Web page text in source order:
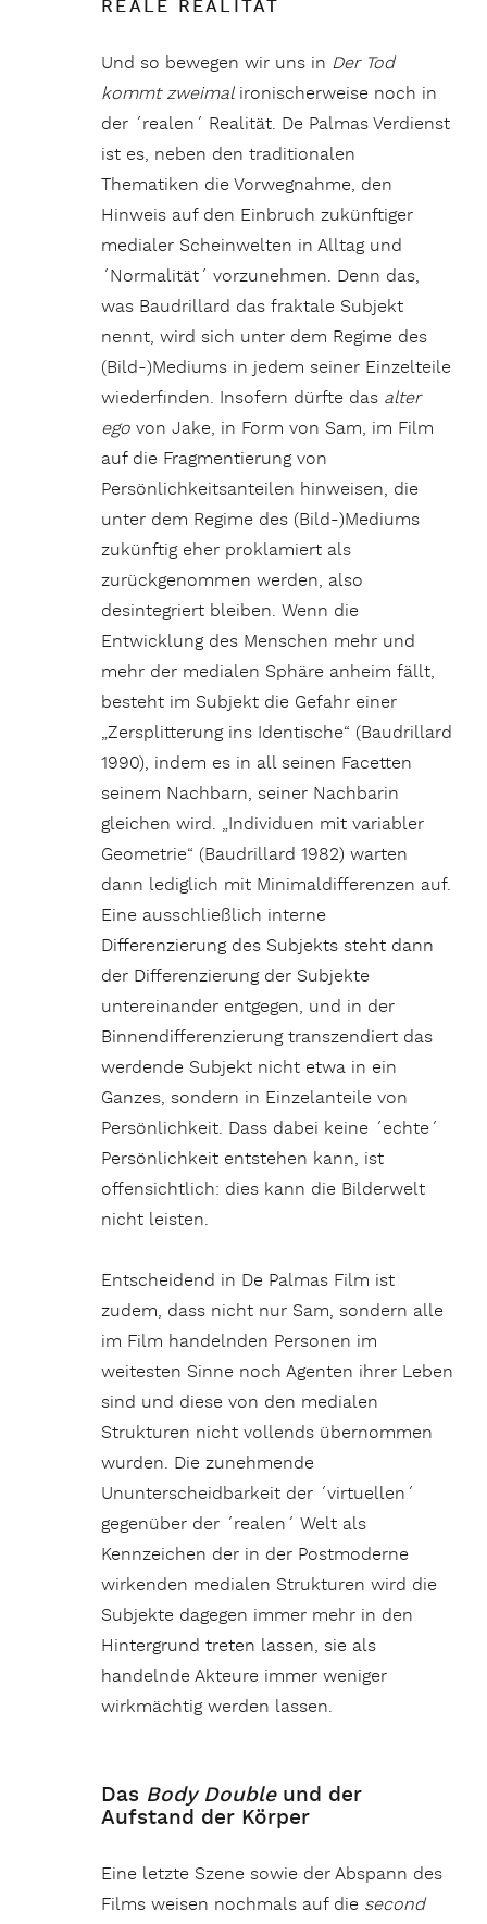
REALE REALITÄT
Und so bewegen wir uns in Der Tod
kommt zweimalironischerweise noch in
der ´realen´ Realität. De Palmas Verdienst
ist es, neben den traditionalen
Thematiken die Vorwegnahme, den
Hinweis auf den Einbruch zukünftiger
medialer Scheinwelten in Alltag und
´Normalität´ vorzunehmen. Denn das,
was Baudrillard das fraktale Subjekt
nennt, wird sich unter dem Regime des
(Bild-)Mediums in jedem seiner Einzelteile
wiederfinden. Insofern dürfte das alter
ego von Jake, in Form von Sam, im Film
auf die Fragmentierung von
Persönlichkeitsanteilen hinweisen, die
unter dem Regime des (Bild-)Mediums
zukünftig eher proklamiert als
zurückgenommen werden, also
desintegriert bleiben. Wenn die
Entwicklung des Menschen mehr und
mehr der medialen Sphäre anheim fällt,
besteht im Subjekt die Gefahr einer
„Zersplitterung ins Identische“ (Baudrillard
1990), indem es in all seinen Facetten
seinem Nachbarn, seiner Nachbarin
gleichen wird. „Individuen mit variabler
Geometrie“ (Baudrillard 1982) warten
dann lediglich mit Minimaldifferenzen auf.
Eine ausschließlich interne
Differenzierung des Subjekts steht dann
der Differenzierung der Subjekte
untereinander entgegen, und in der
Binnendifferenzierung transzendiert das
werdende Subjekt nicht etwa in ein
Ganzes, sondern in Einzelanteile von
Persönlichkeit. Dass dabei keine ´echte´
Persönlichkeit entstehen kann, ist
offensichtlich: dies kann die Bilderwelt
nicht leisten.
Entscheidend in De Palmas Film ist
zudem, dass nicht nur Sam, sondern alle
im Film handelnden Personen im
weitesten Sinne noch Agenten ihrer Leben
sind und diese von den medialen
Strukturen nicht vollends übernommen
wurden. Die zunehmende
Ununterscheidbarkeit der ´virtuellen´
gegenüber der ´realen´ Welt als
Kennzeichen der in der Postmoderne
wirkenden medialen Strukturen wird die
Subjekte dagegen immer mehr in den
Hintergrund treten lassen, sie als
handelnde Akteure immer weniger
wirkmächtig werden lassen.
Das Body Double und der
Aufstand der Körper
Eine letzte Szene sowie der Abspann des
Films weisen nochmals auf die second